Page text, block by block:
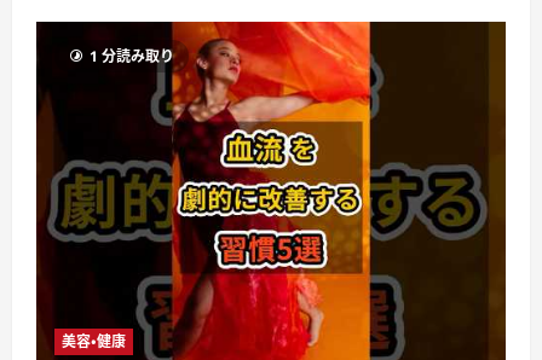
1 分読み取り
美容・健康